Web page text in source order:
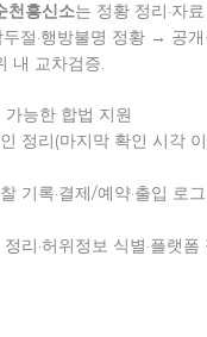
천흥신소는 정황 정리·자
두절·행방불명 정황 → 공
내 교차검증.
능한 합법 지원
정리(마지막 확인 시각
기록·결제/예약·출입 로
리·허위정보 식별·플랫